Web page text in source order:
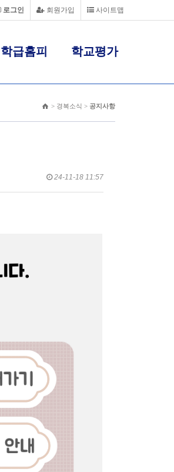
사이트맵
회원가입
로그인
학급홈피 학교평가
> 경복소식 > 공지사항
24-11-18 11:57